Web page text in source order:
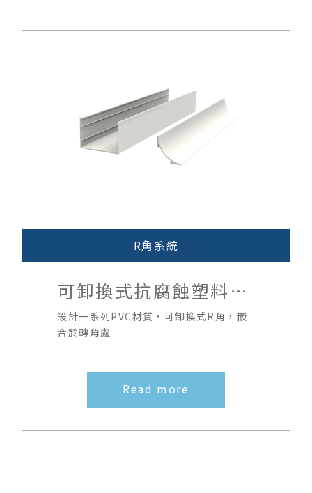
R角系統
可卸換式抗腐蝕塑料轉
角組件
設計一系列PVC材質，可卸換式R角，嵌
合於轉角處
Read more